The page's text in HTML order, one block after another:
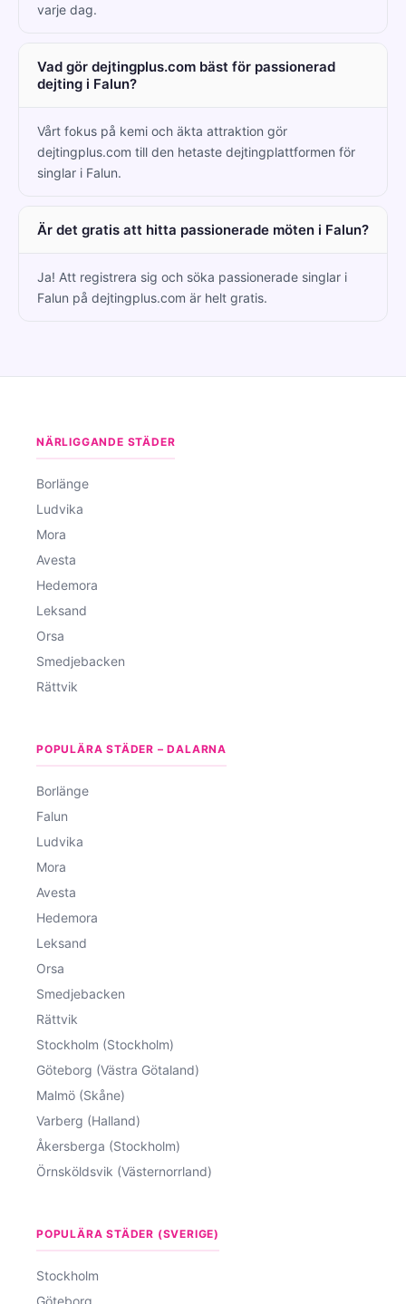
varje dag.
Vad gör dejtingplus.com bäst för passionerad
dejting i Falun?
Vårt fokus på kemi och äkta attraktion gör
dejtingplus.com till den hetaste dejtingplattformen för
singlar i Falun.
Är det gratis att hitta passionerade möten i Falun?
Ja! Att registrera sig och söka passionerade singlar i
Falun på dejtingplus.com är helt gratis.
NÄRLIGGANDE STÄDER
Borlänge
Ludvika
Mora
Avesta
Hedemora
Leksand
Orsa
Smedjebacken
Rättvik
POPULÄRA STÄDER – DALARNA
Borlänge
Falun
Ludvika
Mora
Avesta
Hedemora
Leksand
Orsa
Smedjebacken
Rättvik
Stockholm (Stockholm)
Göteborg (Västra Götaland)
Malmö (Skåne)
Varberg (Halland)
Åkersberga (Stockholm)
Örnsköldsvik (Västernorrland)
POPULÄRA STÄDER (SVERIGE)
Stockholm
Göteborg